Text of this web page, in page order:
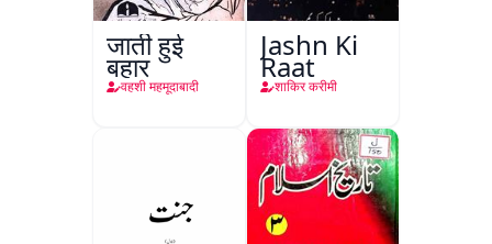
जाती हुई
बहार
वहशी महमूदाबादी
Jashn Ki
Raat
शाकिर करीमी